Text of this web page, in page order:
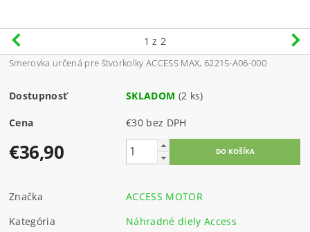
1 z 2
Smerovka určená pre štvorkolky ACCESS MAX, 62215-A06-000
Dostupnosť SKLADOM (2 ks)
Cena €30 bez DPH
€36,90
Značka
ACCESS MOTOR
Kategória
Náhradné diely Access